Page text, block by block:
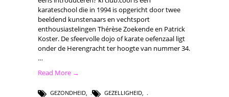
karateschool die in 1994 is opgericht door twee
beeldend kunstenaars en vechtsport
enthousiastelingen Thérèse Zoekende en Patrick
Koster. De sfeervolle dojo of karate oefenzaal ligt
onder de Herengracht ter hoogte van nummer 34.
…
Read More →
GEZONDHEID GEZELLIGHEID